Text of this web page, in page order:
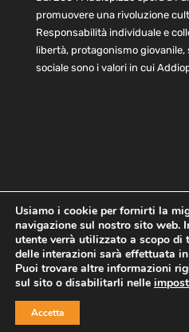
promuovere una rivoluzione
Responsabilità individuale e
libertà, protagonismo
sociale sono i valori in cui
Home Statuto e
Privacy
Cookie
Copyright © 2021 AddioPizzo |
Usiamo i cookie per fornirti la
navigazione sul nostro sito web.
utente verrà utilizzato a scopo di
delle interazioni sarà effettuata
Puoi trovare altre informazioni
sul sito o disabilitarli nelle
Accetta